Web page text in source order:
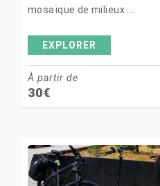
mosaïque de milieux ...
EXPLORER
À partir de
30€